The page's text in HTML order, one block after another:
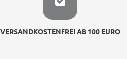
VERSANDKOSTENFREI AB 100 EURO